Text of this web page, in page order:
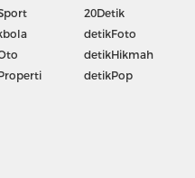
20Detik
detikFoto
detikHikmah
detikPop